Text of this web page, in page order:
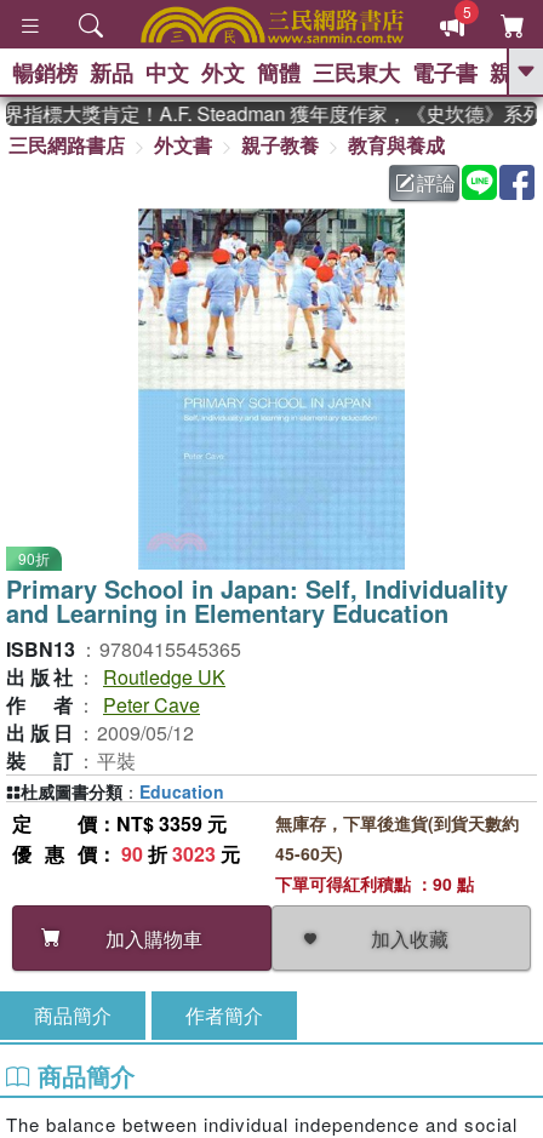
5
GO
熱搜： 東野圭吾 、 高希均教授回憶錄
父親節 、 如果歷
暑期推薦 、 國際布克
獎 臺灣漫遊錄 、 方念華
登輝時代 、 數學女孩：黎曼猜想
偉大的迷走神經
暢銷榜 新品 中文 外文 簡體 三民東大 電子書 親子
標大獎肯定！A.F. Steadman 獲年度作家，《史坎德》系列
三民網路書店
外文書 親子教養
教育與養成
評論
90折
Primary School in Japan: Self, Individuality
and Learning in Elementary Education
ISBN13 ： 9780415545365
出版社 ：
Routledge UK
作者 ：
Peter Cave
出版日 ： 2009/05/12
裝訂 ： 平裝
定價 ：NT$ 3359 元
優惠價 ： 90折3023 元
加入購物車 加入收藏
無庫存，下單後進貨(到貨天數約
45-60天)
下單可得紅利積點 ：90 點
杜威圖書分類 ： Education
商品簡介 作者簡介
商品簡介
The balance between individual independence and social